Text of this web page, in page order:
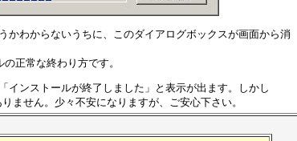
かわからないうちに、このダイアログボックスが画面から消
正常な終わり方です。
インストールが終了しました」と表示が出ます。しかし
ません。少々不安になりますが、ご安心下さい。